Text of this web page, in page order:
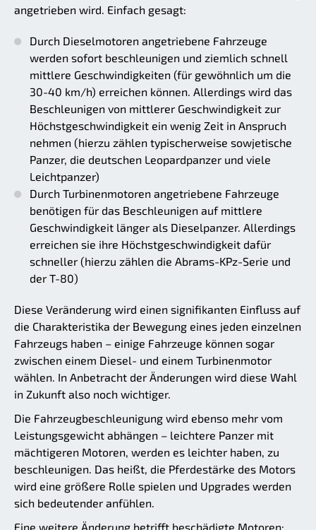
angetrieben wird. Einfach gesagt:
Durch Dieselmotoren angetriebene Fahrzeuge
werden sofort beschleunigen und ziemlich schnell
mittlere Geschwindigkeiten (für gewöhnlich um die
30-40 km/h) erreichen können. Allerdings wird das
Beschleunigen von mittlerer Geschwindigkeit zur
Höchstgeschwindigkeit ein wenig Zeit in Anspruch
nehmen (hierzu zählen typischerweise sowjetische
Panzer, die deutschen Leopardpanzer und viele
Leichtpanzer)
Durch Turbinenmotoren angetriebene Fahrzeuge
benötigen für das Beschleunigen auf mittlere
Geschwindigkeit länger als Dieselpanzer. Allerdings
erreichen sie ihre Höchstgeschwindigkeit dafür
schneller (hierzu zählen die Abrams-KPz-Serie und
der T-80)
Diese Veränderung wird einen signifikanten Einfluss auf
die Charakteristika der Bewegung eines jeden einzelnen
Fahrzeugs haben – einige Fahrzeuge können sogar
zwischen einem Diesel- und einem Turbinenmotor
wählen. In Anbetracht der Änderungen wird diese Wahl
in Zukunft also noch wichtiger.
Die Fahrzeugbeschleunigung wird ebenso mehr vom
Leistungsgewicht abhängen – leichtere Panzer mit
mächtigeren Motoren, werden es leichter haben, zu
beschleunigen. Das heißt, die Pferdestärke des Motors
wird eine größere Rolle spielen und Upgrades werden
sich bedeutender anfühlen.
Eine weitere Änderung betrifft beschädigte Motoren: